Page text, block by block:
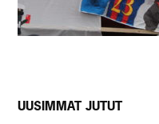
UUSIMMAT JUTUT